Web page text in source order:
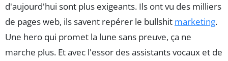
d'aujourd'hui sont plus exigeants. Ils ont vu des milliers
de pages web, ils savent repérer le bullshit marketing.
Une hero qui promet la lune sans preuve, ça ne
marche plus. Et avec l'essor des assistants vocaux et de